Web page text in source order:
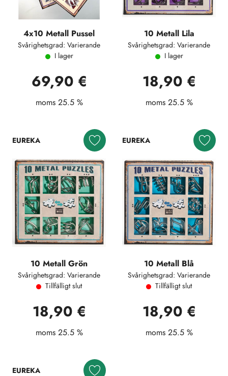
4x10 Metall Pussel
Svårighetsgrad: Varierande
I lager
69,90 €
moms 25.5 %
10 Metall Lila
Svårighetsgrad: Varierande
I lager
18,90 €
moms 25.5 %
EUREKA
10 Metall Grön
Svårighetsgrad: Varierande
Tillfälligt slut
18,90 €
moms 25.5 %
EUREKA
10 Metall Blå
Svårighetsgrad: Varierande
Tillfälligt slut
18,90 €
moms 25.5 %
EUREKA